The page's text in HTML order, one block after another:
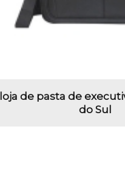
loja de pasta de
do Sul